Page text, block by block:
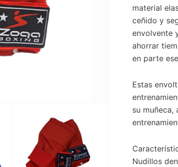
material
ceñido y
envolvente
ahorrar
en parte
Estas
su
Nudillos